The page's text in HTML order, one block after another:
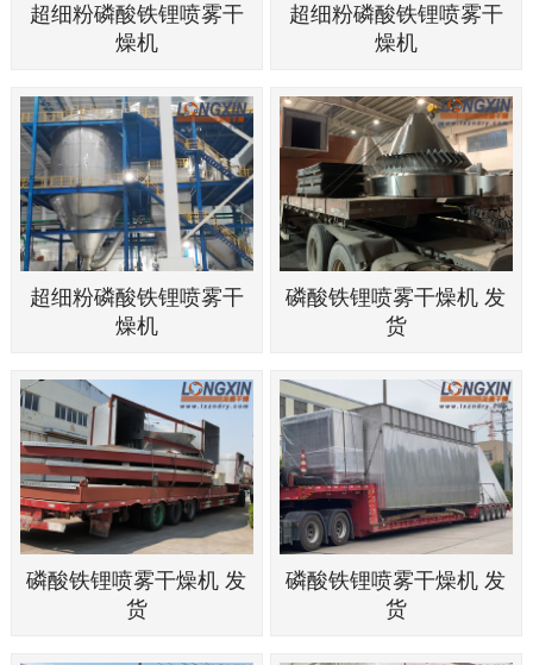
超细粉磷酸铁锂喷雾干
燥机
超细粉磷酸铁锂喷雾干
燥机
超细粉磷酸铁锂喷雾干
燥机
磷酸铁锂喷雾干燥机 发
货
磷酸铁锂喷雾干燥机 发
货
磷酸铁锂喷雾干燥机 发
货